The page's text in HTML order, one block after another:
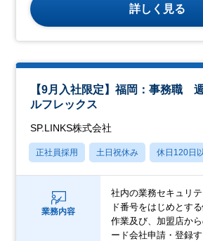
詳しく見る
【9月入社限定】福岡：事務職
ルフレックス
SP.LINKS株式会社
正社員採用 土日祝休み 休日120日
業務内容
社内の業務セキュリ
ド番号をはじめとす
作業及び、加盟店か
ード会社申請・登録